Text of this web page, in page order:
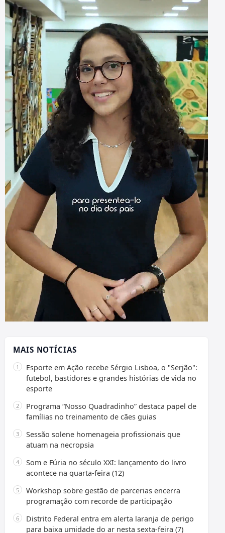
MAIS NOTÍCIAS
Esporte em Ação recebe Sérgio Lisboa, o "Serjão":
futebol, bastidores e grandes histórias de vida no
esporte
Programa “Nosso Quadradinho” destaca papel de
famílias no treinamento de cães guias
Sessão solene homenageia profissionais que
atuam na necropsia
Som e Fúria no século XXI: lançamento do livro
acontece na quarta-feira (12)
Workshop sobre gestão de parcerias encerra
programação com recorde de participação
Distrito Federal entra em alerta laranja de perigo
para baixa umidade do ar nesta sexta-feira (7)